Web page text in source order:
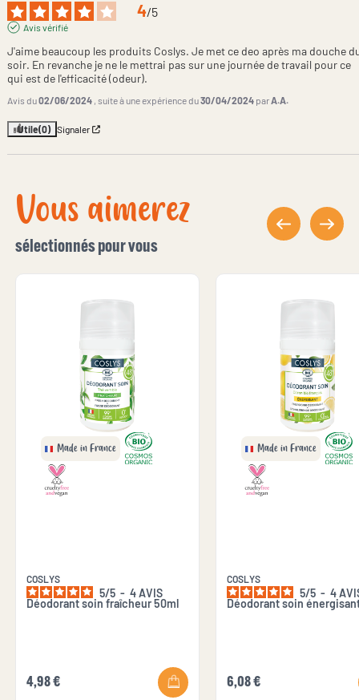
4/5
Avis vérifié
J'aime beaucoup les produits Coslys. Je met ce deo après ma douche
soir. En revanche je ne le mettrai pas sur une journée de travail pour ce
qui est de l'efficacité (odeur).
Avis du02/06/2024 , suite à une expérience du30/04/2024 parA.A.
Utile(0) Signaler
Vous aimerez
sélectionnés pour vous
Made in France
COSLYS
5/5 - 4AVIS
Déodorant soin fraîcheur 50ml
4,98 €
Made in France
COSLYS
5/5 - 4
Déodorant soin
6,08 €